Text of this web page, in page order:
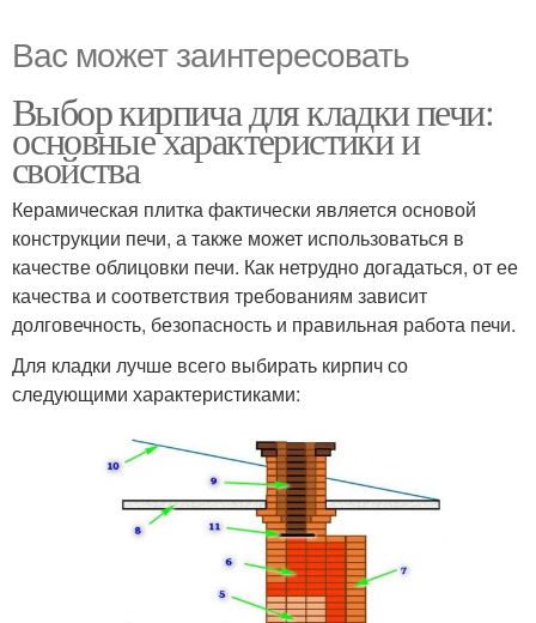
Вас может заинтересовать
Выбор кирпича для кладки печи:
основные характеристики и
свойства
Керамическая плитка фактически является основой
конструкции печи, а также может использоваться в
качестве облицовки печи. Как нетрудно догадаться, от ее
качества и соответствия требованиям зависит
долговечность, безопасность и правильная работа печи.
Для кладки лучше всего выбирать кирпич со
следующими характеристиками: